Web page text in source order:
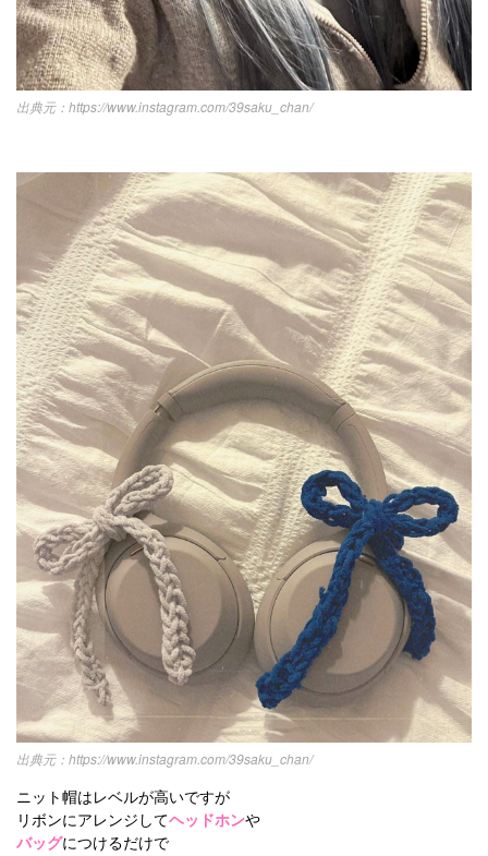
https://www.instagram.com/39saku_chan/
https://www.instagram.com/39saku_chan/
ニット帽はレベルが高いですが
リボンにアレンジしてヘッドホンや
バッグにつけるだけで